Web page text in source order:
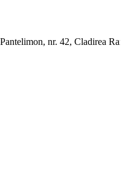
nr. 42, Cladirea